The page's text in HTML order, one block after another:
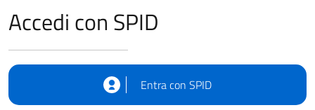
Accedi con SPID
Entra con SPID